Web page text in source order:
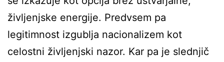
življenjske energije. Predvsem pa
legitimnost izgublja nacionalizem kot
celostni življenjski nazor. Kar pa je slednjič